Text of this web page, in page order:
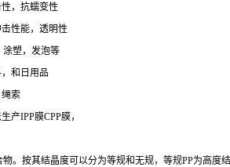
，抗蠕变性
性能，透明性
涂塑，发泡等
和日用品
索
产IPP膜CPP膜，
。按其结晶度可以分为等规和无规，等规PP为高度